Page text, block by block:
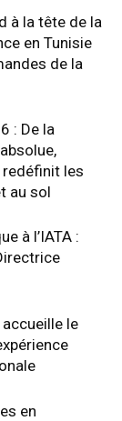
à la tête de la
en Tunisie
de la
: De la
les
au sol
à l’IATA :
accueille le
en